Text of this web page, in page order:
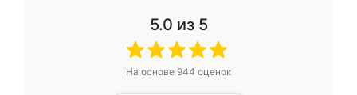
5.0 из 5
На основе 944 оценок